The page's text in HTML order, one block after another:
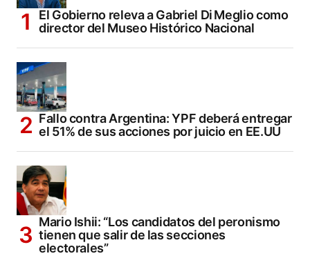
El Gobierno releva a Gabriel Di Meglio como
director del Museo Histórico Nacional
Fallo contra Argentina: YPF deberá entregar
el 51% de sus acciones por juicio en EE.UU
Mario Ishii: “Los candidatos del peronismo
tienen que salir de las secciones
electorales”